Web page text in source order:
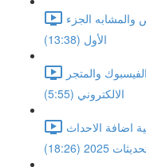
الجزء
الأول (13:38)
والمتجر
الالكتروني (5:55)
اضافة الاحداث
2025 (18:26)